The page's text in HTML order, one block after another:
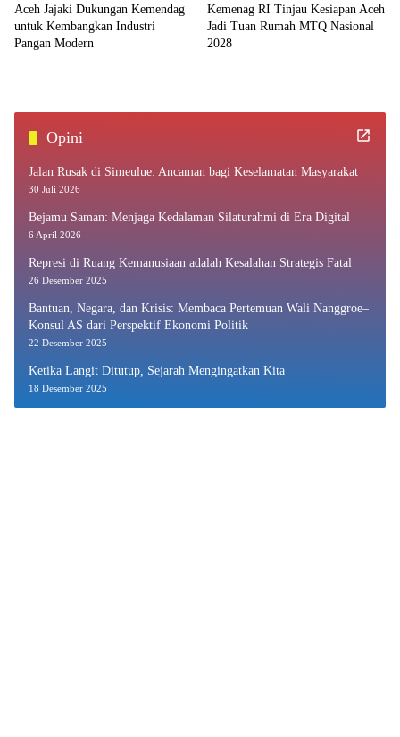
Aceh Jajaki Dukungan Kemendag
untuk Kembangkan Industri
Pangan Modern
Kemenag RI Tinjau Kesiapan Aceh
Jadi Tuan Rumah MTQ Nasional
2028
Opini
Jalan Rusak di Simeulue: Ancaman bagi Keselamatan Masyarakat
30 Juli 2026
Bejamu Saman: Menjaga Kedalaman Silaturahmi di Era Digital
6 April 2026
Represi di Ruang Kemanusiaan adalah Kesalahan Strategis Fatal
26 Desember 2025
Bantuan, Negara, dan Krisis: Membaca Pertemuan Wali Nanggroe–
Konsul AS dari Perspektif Ekonomi Politik
22 Desember 2025
Ketika Langit Ditutup, Sejarah Mengingatkan Kita
18 Desember 2025